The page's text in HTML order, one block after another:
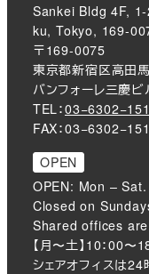
Sankei Bldg 4F,
ku, Tokyo, 169-
〒169-0075
東京都新宿区高田馬
バンフォーレ三慶ビ
TEL：
FAX：
OPEN
OPEN: Mon –
Closed on
Shared offices
【月〜土】10：00〜
シェアオフィスは